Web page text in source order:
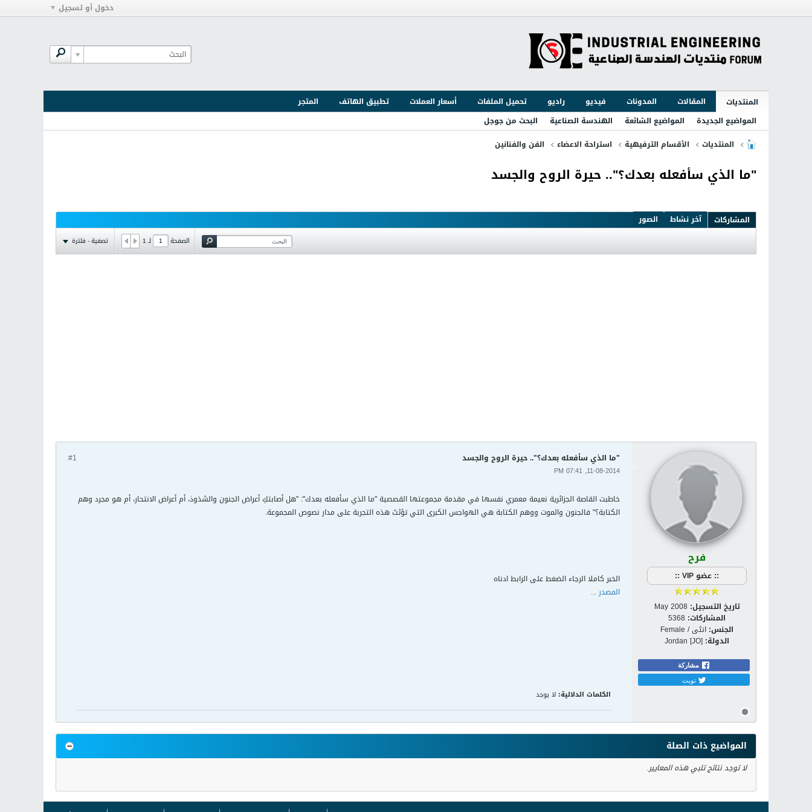
دخول أو تسجيل
المنتديات المقالات المدونات فيديو راديو تحميل الملفات أسعار العملات تطبيق الهاتف
المتجر
المواضيع الجديدة
المواضيع الشائعة الهندسة الصناعية
البحث من جوجل
المنتديات
الأقسام الترفيهية استراحة الاعضاء الفن والفنانين
"ما الذي سأفعله بعدك؟".. حيرة الروح والجسد
المشاركات آخر نشاط الصور
الصفحة لـ1 تصفية - فلترة
فرح
:: عضو VIP ::
تاريخ التسجيل: May 2008
المشاركات: 5368
الجنس: انثى / Female
الدولة: Jordan [JO]
مشاركة
تويت
#1 "ما الذي سأفعله بعدك؟".. حيرة الروح والجسد
11-08-2014, 07:41 PM
خاطبت القاصة الجزائرية نعيمة معمري نفسها في مقدمة مجموعتها القصصية "ما الذي سأفعله بعدك": "هل أصابتكِ أعراض الجنون والشذوذ، أم أعراض الانتحار، أم هو مجرد وهم
الكتابة؟" فالجنون والموت ووهم الكتابة هي الهواجس الكبرى التي تؤثث هذه التجربة على مدار نصوص المجموعة.
الخبر كاملا الرجاء الضغط على الرابط ادناه
المصدر ...
الكلمات الدلالية: لا يوجد
المواضيع ذات الصلة
لا توجد نتائج تلبي هذه المعايير.